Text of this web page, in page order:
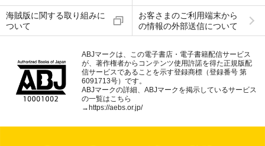
海賊版に関する取り組みに
ついて
お客さまのご利用端末から
の情報の外部送信について
ABJマークは、この電子書店・電子書籍配信サービス
が、著作権者からコンテンツ使用許諾を得た正規版配
信サービスであることを示す登録商標（登録番号 第
6091713号）です。
ABJマークの詳細、ABJマークを掲示しているサービス
の一覧はこちら
→https://aebs.or.jp/